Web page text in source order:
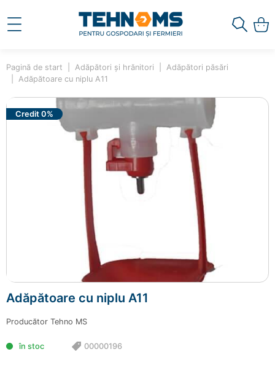
Pagină de start Adăpători și hrănitori
Adăpători păsări
Adăpătoare cu niplu A11
Credit 0%
Adăpătoare cu niplu A11
Producător Tehno MS
în stoc 00000196
Ai adăugat în coș
Adăpătoare cu niplu A11
Mai adaugă produse
Finalizează comanda